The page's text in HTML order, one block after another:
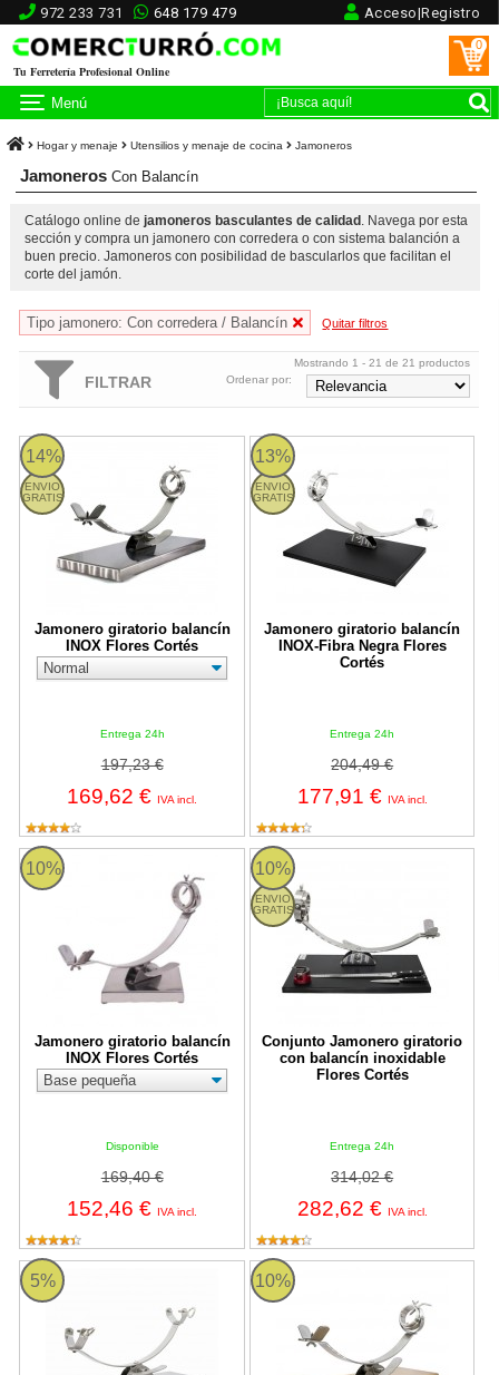
972 233 731 648 179 479 Acceso|Registro
Tu Ferretería Profesional Online
0
Menú
Hogar y menaje Utensilios y menaje de cocina Jamoneros
Jamoneros Con Balancín
Catálogo online de jamoneros basculantes de calidad . Navega por esta
sección y compra un jamonero con corredera o con sistema balanción a
buen precio. Jamoneros con posibilidad de bascularlos que facilitan el
corte del jamón.
Tipo jamonero: Con corredera / Balancín Quitar filtros
FILTRAR
Mostrando 1 - 21 de 21 productos
Ordenar por:
14%
ENVIO
GRATIS
Jamonero giratorio balancín
INOX Flores Cortés
Entrega 24h
197,23 €
169,62 € IVA incl.
Jamonero giratorio balancín INOX Flores Cortés
13%
ENVIO
GRATIS
Jamonero giratorio balancín
INOX-Fibra Negra Flores
Cortés
Entrega 24h
204,49 €
177,91 € IVA incl.
Jamonero giratorio balancín
10%
Jamonero giratorio balancín
INOX Flores Cortés
Disponible
169,40 €
152,46 € IVA incl.
Jamonero giratorio balancín INOX Flores Cortés
10%
ENVIO
GRATIS
Conjunto Jamonero giratorio
con balancín inoxidable
Flores Cortés
Entrega 24h
314,02 €
282,62 € IVA incl.
Conjunto Jamonero giratorio con
5%
Jamonero balancín INOX Flores Cortés
10%
Jamonero giratorio balancín